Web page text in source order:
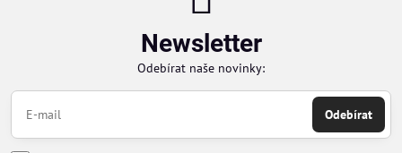
Newsletter
Odebírat naše novinky:
Odebírat